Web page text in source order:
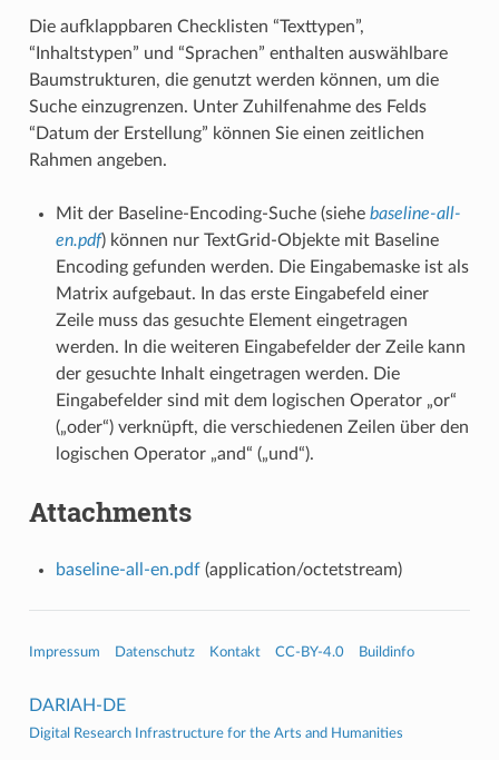
Die aufklappbaren Checklisten “Texttypen”,
“Inhaltstypen” und “Sprachen” enthalten auswählbare
Baumstrukturen, die genutzt werden können, um die
Suche einzugrenzen. Unter Zuhilfenahme des Felds
“Datum der Erstellung” können Sie einen zeitlichen
Rahmen angeben.
Mit der Baseline-Encoding-Suche (siehe baseline-all-
en.pdf) können nur TextGrid-Objekte mit Baseline
Encoding gefunden werden. Die Eingabemaske ist als
Matrix aufgebaut. In das erste Eingabefeld einer
Zeile muss das gesuchte Element eingetragen
werden. In die weiteren Eingabefelder der Zeile kann
der gesuchte Inhalt eingetragen werden. Die
Eingabefelder sind mit dem logischen Operator „or“
(„oder“) verknüpft, die verschiedenen Zeilen über den
logischen Operator „and“ („und“).
Attachments
baseline-all-en.pdf(application/octetstream)
Impressum Datenschutz Kontakt CC-BY-4.0 Buildinfo
DARIAH-DE
Digital Research Infrastructure for the Arts and Humanities